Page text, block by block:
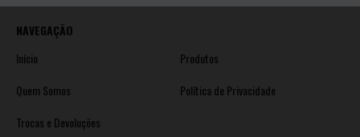
NAVEGAÇÃO
Início
Produtos
Quem Somos
Política de Privacidade
Trocas e Devoluções